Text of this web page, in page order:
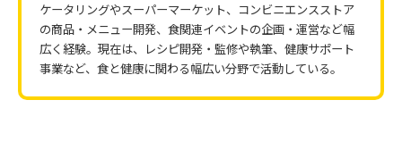
ケータリングやスーパーマーケット、コンビニエンスストア
の商品・メニュー開発、食関連イベントの企画・運営など幅
広く経験。現在は、レシピ開発・監修や執筆、健康サポート
事業など、食と健康に関わる幅広い分野で活動している。